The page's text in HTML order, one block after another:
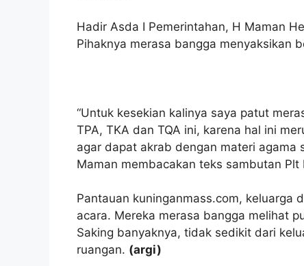
Hadir Asda I Pemerintahan, H Maman
Pihaknya merasa bangga menyaksikan
“Untuk kesekian kalinya saya patut
TPA, TKA dan TQA ini, karena hal ini
agar dapat akrab dengan materi agama
Maman membacakan teks sambutan Plt
Pantauan kuninganmass.com, keluarga
acara. Mereka merasa bangga melihat
Saking banyaknya, tidak sedikit dari
ruangan. (argi)